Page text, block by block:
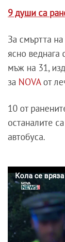
9 души са
За смъртта
ясно веднага
мъж на 31,
за NOVAот
10 от
останалите
автобуса.